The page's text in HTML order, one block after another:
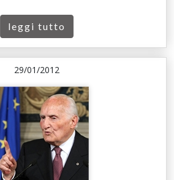
leggi tutto
29/01/2012